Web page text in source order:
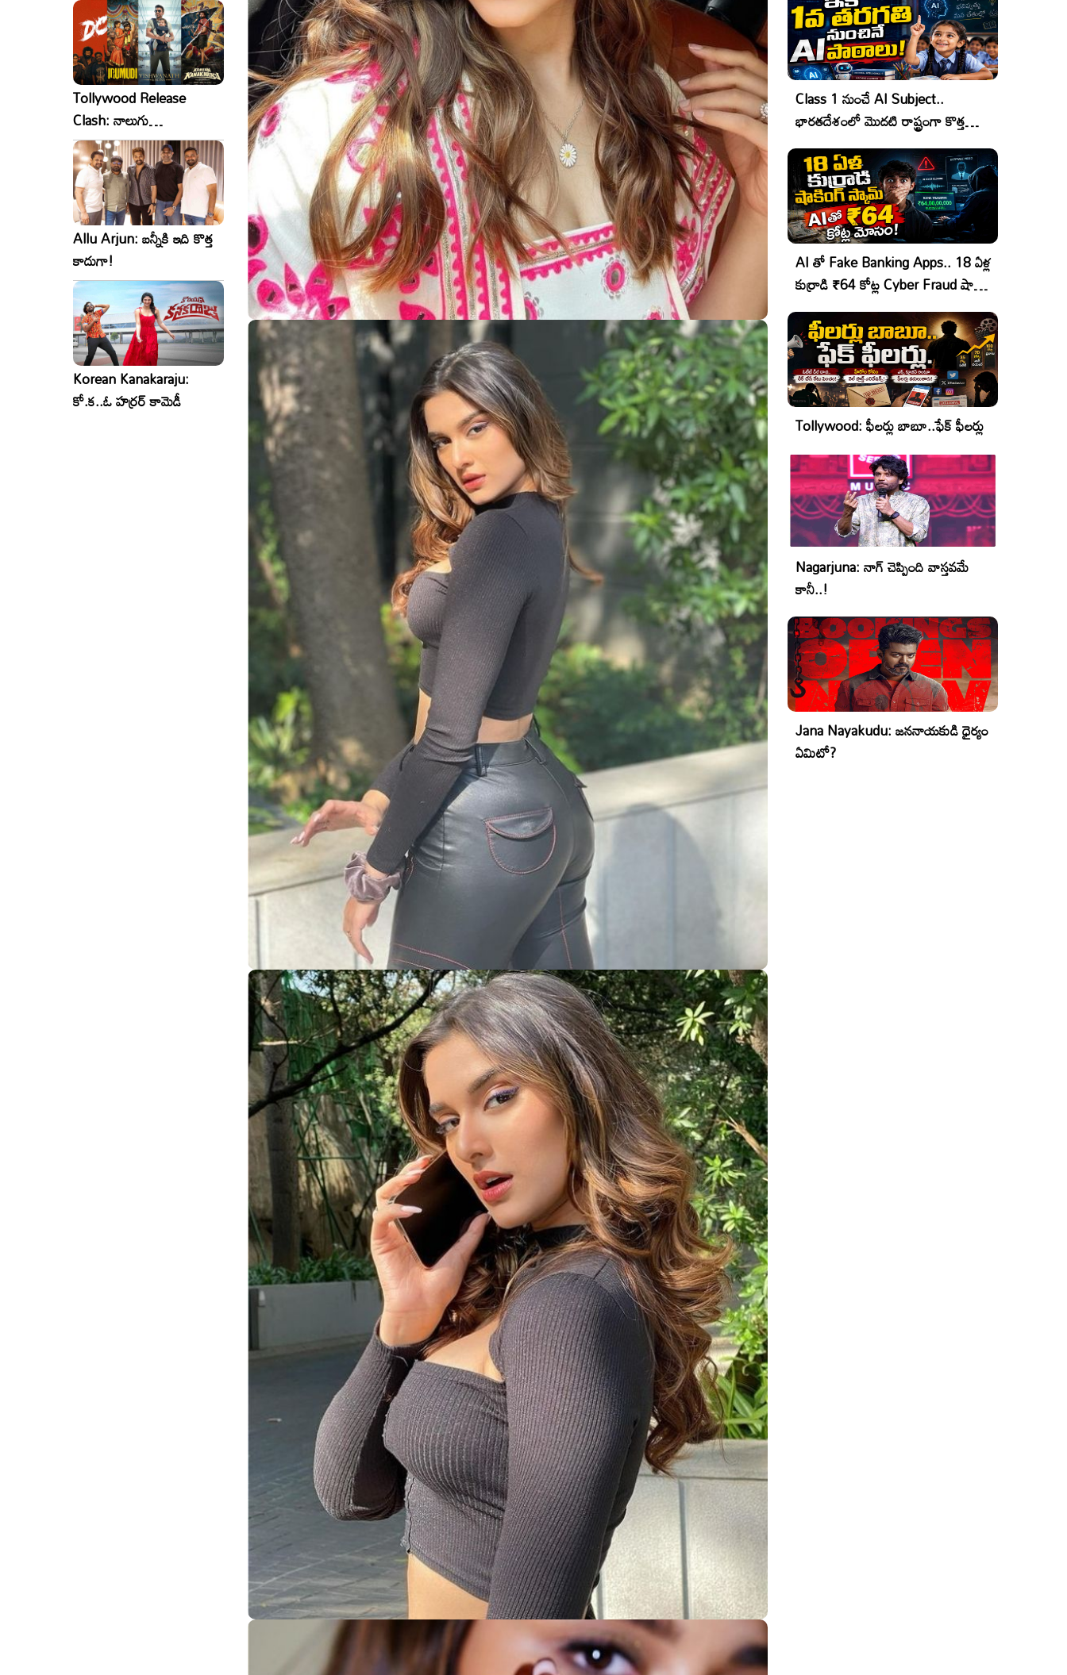
Tollywood Release
Clash: నాలుగు
సినిమాలు..ఒకేసారి..ఎందుకో?
Allu Arjun: బన్నీకి ఇది కొత్త
కాదుగా!
Korean Kanakaraju:
కో.క..ఓ హర్రర్ కామెడీ
Class 1 నుంచే AI Subject..
భారతదేశంలో మొదటి రాష్ట్రంగా కొత్త
చరిత్ర!
AI తో Fake Banking Apps.. 18 ఏళ్ల
కుర్రాడి ₹64 కోట్ల Cyber Fraud షాకింగ్
ఆపరేషన్!
Tollywood: ఫీలర్లు బాబూ..ఫేక్ ఫీలర్లు
Nagarjuna: నాగ్ చెప్పింది వాస్తవమే
కానీ..!
Jana Nayakudu: జననాయకుడి ధైర్యం
ఏమిటో?